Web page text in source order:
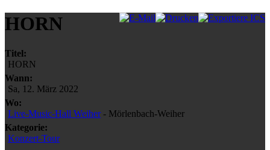
HORN
Titel:
HORN
Wann:
Sa, 12. März 2022
Wo:
Live-Music-Hall Weiher- Mörlenbach-Weiher
Kategorie:
Konzert-Tour